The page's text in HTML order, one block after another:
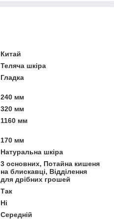
Китай
Теляча шкіра
Гладка
240 мм
320 мм
1160 мм
170 мм
Натуральна шкіра
3 основних, Потайна кишеня
на блискавці, Відділення
для дрібних грошей
Так
Ні
Середній